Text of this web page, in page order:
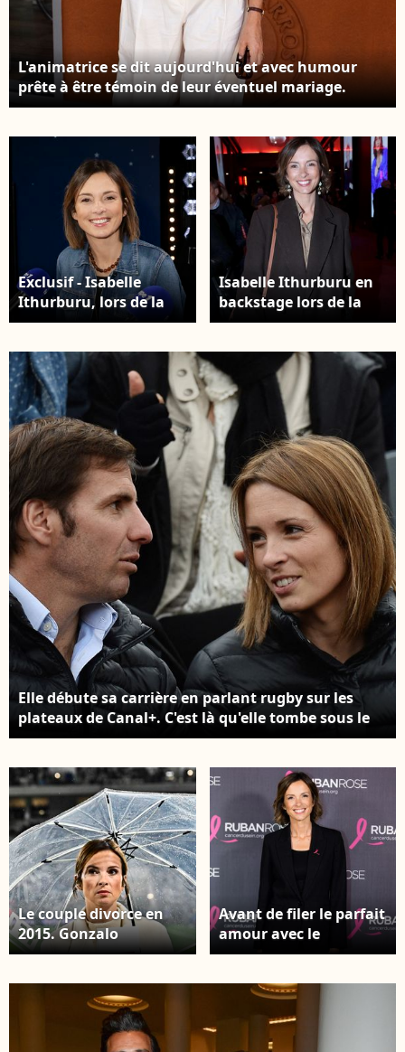
L'animatrice se dit aujourd'hui et avec humour
prête à être témoin de leur éventuel mariage.
Isabelle Ithurburu au village lors des
Garros 2026. Paris, le 28 mai 2026. © Jacovides /
Moreau / Bestimage
Exclusif - Isabelle
Ithurburu, lors de la
500 ème de Culture et
présence de nombreux
invités, à Paris, France,
le 23 janvier 2026. ©
Jack Tribeca/Bestimage
Isabelle Ithurburu en
backstage lors de la
soirée de gala de la
Alzheimer- Paris 2026 à
l'Olympia le 30 mars
2026. © Rindoff / Borde
/ Bestimage
Elle débute sa carrière en parlant rugby sur les
plateaux de Canal+. C'est là qu'elle tombe sous le
charme de l'ouvreur argentin Gonzalo Quesada,
Ithurburu et Gonzalo Quesada regardent un
match lors du deuxième tour des Internationaux
de France de tennis à Roland Garros à Paris,
France, le 28 mai 2014. Photo Laurent
Zabulon/Abaca
Le couple divorce en
2015. Gonzalo
Quesada, aujourd'hui
sélectionneur de
l'équipe d'Italie de
Avant de filer le parfait
amour avec le
chanteur Maxim
de 43 ans a été mariée
cinq années à un
célèbre joueur de